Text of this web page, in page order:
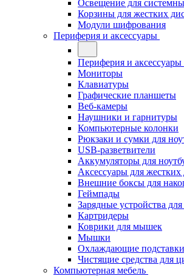
Освещение для
Корзины для жестких
Модули шифрования
Периферия и аксессуары
Периферия и аксессуары
Мониторы
Клавиатуры
Графические планшеты
Веб-камеры
Наушники и гарнитуры
Компьютерные колонки
Рюкзаки и сумки для
USB-разветвители
Аккумуляторы для
Аксессуары для жестких
Внешние боксы для
Геймпады
Зарядные устройства для
Картридеры
Коврики для мышек
Мышки
Охлаждающие подставки
Чистящие средства для
Компьютерная мебель